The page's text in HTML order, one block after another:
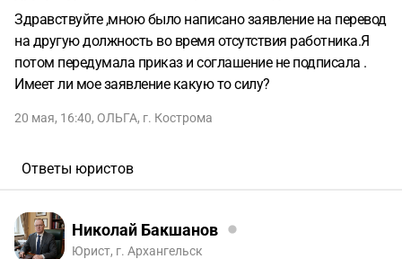
Здравствуйте ,мною было написано заявление на перевод
на другую должность во время отсутствия работника.Я
потом передумала приказ и соглашение не подписала .
Имеет ли мое заявление какую то силу?
20 мая, 16:40, ОЛЬГА, г. Кострома
Ответы юристов
Николай Бакшанов
Юрист, г. Архангельск